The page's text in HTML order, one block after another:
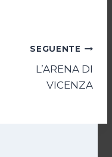
SEGUENTE
L’ARENA DI
VICENZA